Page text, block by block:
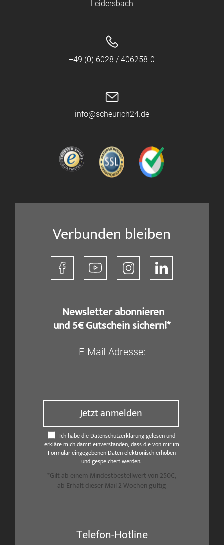
Leidersbach
+49 (0) 6028 / 406258-0
info@scheurich24.de
Verbunden bleiben
​ Newsletter abonnieren
und 5€ Gutschein sichern!*
E-Mail-Adresse:
Jetzt anmelden
Ich habe die Datenschutzerklärung gelesen und
erkläre mich damit einverstanden, dass die von mir im
Formular eingegebenen Daten elektronisch erhoben
und gespeichert werden.
*Gilt ab einem Mindestbestellwert von 250€,
ab Erhalt dieser Mail 2 Wochen gültig
Telefon-Hotline